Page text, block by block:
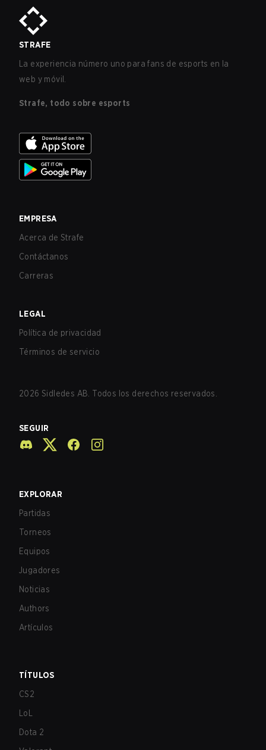
STRAFE
La experiencia número uno para fans de esports en la
web y móvil.
Strafe, todo sobre esports
EMPRESA
Acerca de Strafe
Contáctanos
Carreras
LEGAL
Política de privacidad
Términos de servicio
2026 Sidledes AB. Todos los derechos reservados.
SEGUIR
EXPLORAR
Partidas
Torneos
Equipos
Jugadores
Noticias
Authors
Artículos
TÍTULOS
CS2
LoL
Dota 2